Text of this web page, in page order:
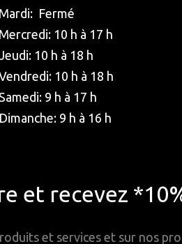
Mardi: Fermé
Mercredi: 10 h à 17 h
Jeudi: 10 h à 18 h
10 h à 18 h
Samedi: 9 h à 17 h
Dimanche: 9 h à 16 h
et recevez
et services et sur nos